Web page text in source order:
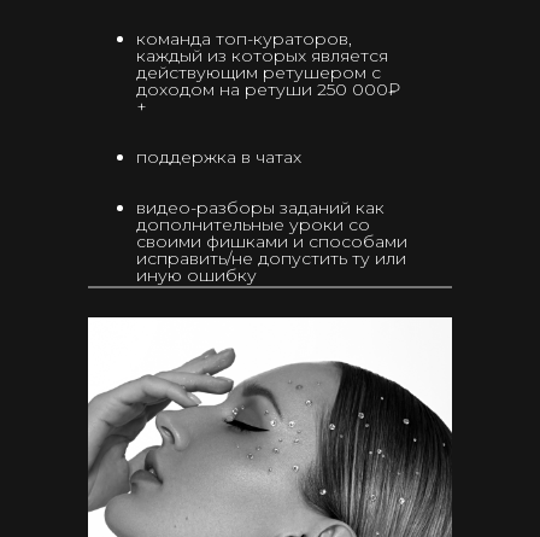
команда топ-кураторов,
каждый из которых является
действующим ретушером с
доходом на ретуши 250 000₽
+
поддержка в чатах
видео-разборы заданий как
дополнительные уроки со
своими фишками и способами
исправить/не допустить ту или
иную ошибку